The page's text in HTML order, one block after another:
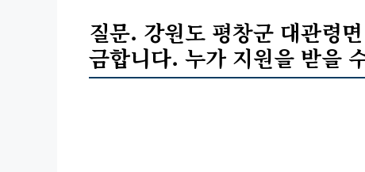
질문. 강원도 평창군 대관령
금합니다. 누가 지원을 받을